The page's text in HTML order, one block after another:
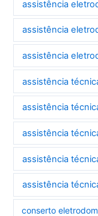
assistência
assistência
assistência
assistência
assistência
assistência
assistência
assistência
conserto